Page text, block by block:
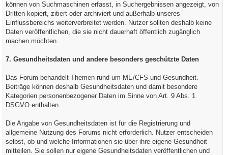
können von Suchmaschinen erfasst, in Suchergebnissen angezeigt, von
Dritten kopiert, zitiert oder archiviert und außerhalb unseres
Einflussbereichs weiterverbreitet werden. Nutzer sollten deshalb keine
Daten veröffentlichen, die sie nicht dauerhaft öffentlich zugänglich
machen möchten.
7. Gesundheitsdaten und andere besonders geschützte Daten
Das Forum behandelt Themen rund um ME/CFS und Gesundheit.
Beiträge können deshalb Gesundheitsdaten und damit besondere
Kategorien personenbezogener Daten im Sinne von Art. 9 Abs. 1
DSGVO enthalten.
Die Angabe von Gesundheitsdaten ist für die Registrierung und
allgemeine Nutzung des Forums nicht erforderlich. Nutzer entscheiden
selbst, ob und welche Informationen sie über ihre eigene Gesundheit
mitteilen. Sie sollen nur eigene Gesundheitsdaten veröffentlichen und